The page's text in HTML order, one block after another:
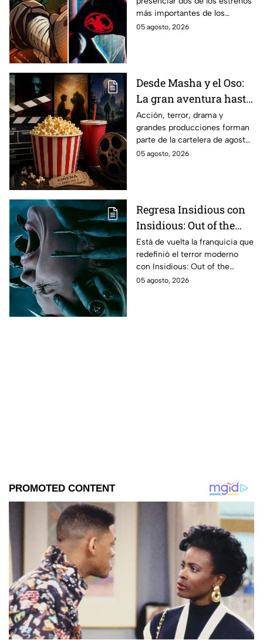
en taquilla del 2027
más importantes de los
últimos años.
05 agosto, 2026
Desde Masha y el Oso:
La gran aventura hasta
El Final de la Calle Oak
con Anne Hathaway.
Esta es la lista
completa de los
México
Acción, terror, drama y
grandes producciones forman
parte de la cartelera de agosto
en México.
05 agosto, 2026
Regresa Insidious con
Insidious: Out of the
Further; esto revela el
aterrador primer tráiler
Está de vuelta la franquicia que
redefinió el terror moderno
con Insidious: Out of the
Further. Te contamos todo lo
05 agosto, 2026